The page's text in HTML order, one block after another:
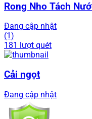
Rong Nho Tách
Đang cập nhật
(1)
181 lượt quét
Cải ngọt
Đang cập nhật